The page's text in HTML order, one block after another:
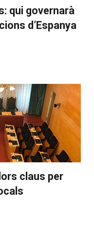
qui governarà
d’Espanya
claus per